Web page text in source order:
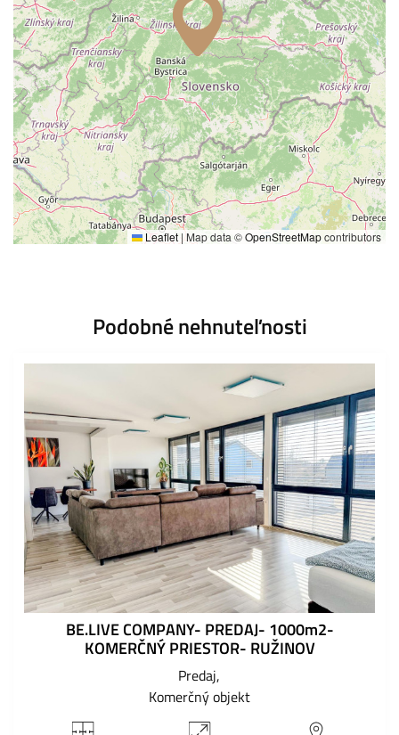
Leaflet | Map data ©OpenStreetMapcontributors
Podobné nehnuteľnosti
BE.LIVE COMPANY- PREDAJ- 1000m2-
KOMERČNÝ PRIESTOR- RUŽINOV
Predaj
Komerčný objekt